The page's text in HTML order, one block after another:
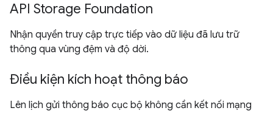
API Storage Foundation
Nhận quyền truy cập trực tiếp vào dữ liệu đã lưu trữ
thông qua vùng đệm và độ dời.
Điều kiện kích hoạt thông báo
Lên lịch gửi thông báo cục bộ không cần kết nối mạng